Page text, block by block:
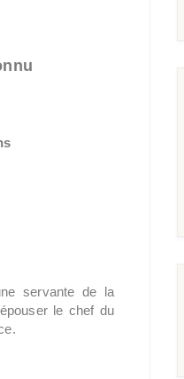
servante de la
le chef du